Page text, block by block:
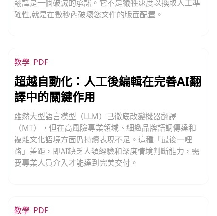
翻譯是一個破滅的承諾。它不是犧牲速度以換取人工準
確性,就是在數秒內破壞您文件的版面配置。
教學 PDF
超越自動化：人工後編輯在完善AI翻
譯中的關鍵作用
雖然大型語言模型（LLM）已徹底改變機器翻譯
（MT），但在高風險專業領域、細緻品牌語調傳達和
複雜文化語境方面仍持續表現不足。這種「最後一哩
路」差距，即AI缺乏人類經驗和深度情境判斷能力，需
要專業人員介入才能達到完美交付。
教學 PDF